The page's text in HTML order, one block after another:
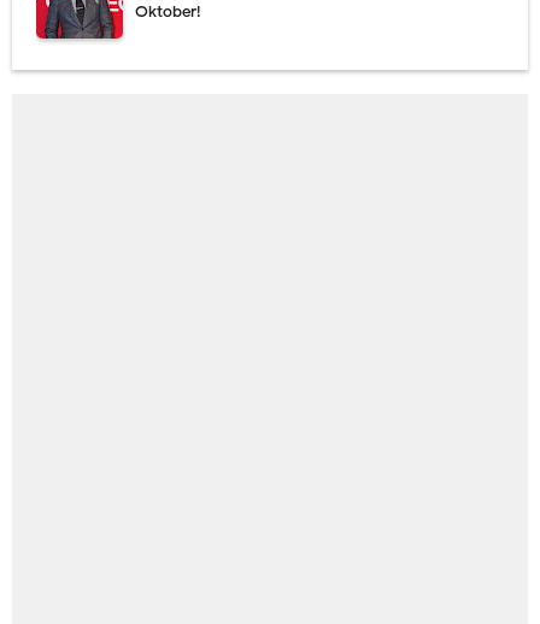
Oktober!